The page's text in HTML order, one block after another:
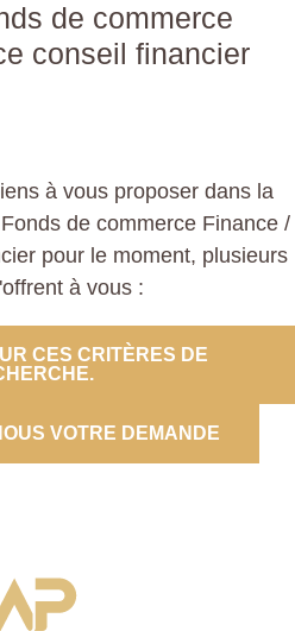
de commerce
conseil financier
à vous proposer dans la
de commerce Finance /
pour le moment, plusieurs
à vous :
CES CRITÈRES DE
VOTRE DEMANDE